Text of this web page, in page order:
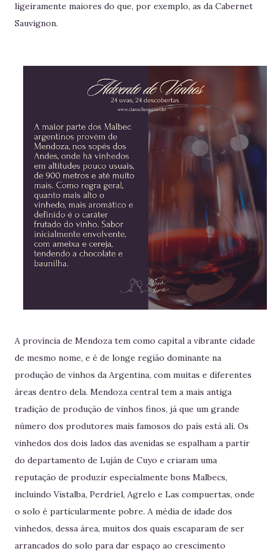
ligeiramente maiores do que, por exemplo, as da Cabernet
Sauvignon.
A província de Mendoza tem como capital a vibrante cidade
de mesmo nome, e é de longe região dominante na
produção de vinhos da Argentina, com muitas e diferentes
áreas dentro dela. Mendoza central tem a mais antiga
tradição de produção de vinhos finos, já que um grande
número dos produtores mais famosos do país está ali. Os
vinhedos dos dois lados das avenidas se espalham a partir
do departamento de Luján de Cuyo e criaram uma
reputação de produzir especialmente bons Malbecs,
incluindo Vistalba, Perdriel, Agrelo e Las compuertas, onde
o solo é particularmente pobre. A média de idade dos
vinhedos, dessa área, muitos dos quais escaparam de ser
arrancados do solo para dar espaço ao crescimento